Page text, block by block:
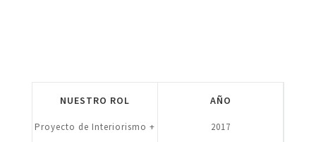
NUESTRO ROL
Proyecto de Interiorismo +
AÑO
2017